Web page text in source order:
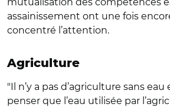
assainissement ont une fois
concentré l’attention.
Agriculture
"Il n’y a pas d’agriculture sans
penser que l’eau utilisée par